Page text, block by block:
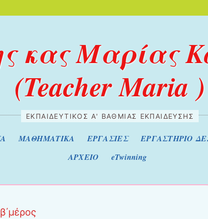
κας Μαρίας
(Teacher Maria )
ΕΚΠΑΙΔΕΥΤΙΚΌΣ Α' ΒΆΘΜΙΑΣ ΕΚΠΑΊΔΕΥΣΗΣ
ΜΑΘΗΜΑΤΙΚΑ ΕΡΓΑΣΙΕΣ ΕΡΓΑΣΤΗΡΙΟ
ΑΡΧΕΙΟ
eTwinning